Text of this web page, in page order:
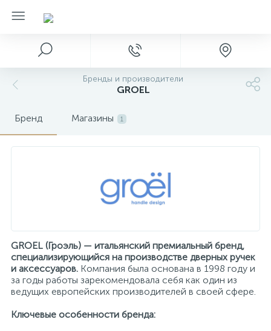
Бренды и производители
GROEL
Бренд Магазины 1
GROEL (Гроэль) — итальянский премиальный бренд,
специализирующийся на производстве дверных ручек
и аксессуаров. Компания была основана в 1998 году и
за годы работы зарекомендовала себя как один из
ведущих европейских производителей в своей сфере.
Ключевые особенности бренда: